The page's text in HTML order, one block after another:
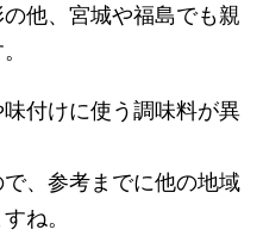
他、宮城や福島でも親
付けに使う調味料が異
、参考までに他の地域
ね。